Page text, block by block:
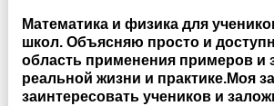
Математика и физика для
школ. Объясняю просто и
область применения примеров и
реальной жизни и практике.Моя
заинтересовать учеников и